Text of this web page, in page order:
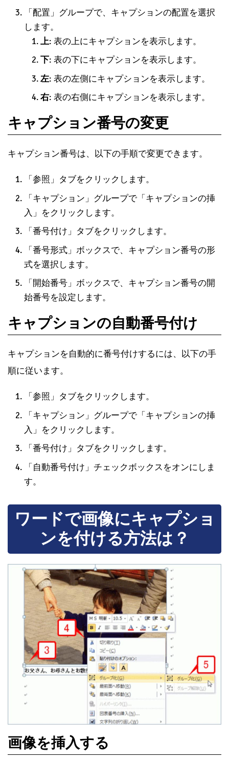
「配置」グループで、キャプションの配置を選択
します。
上: 表の上にキャプションを表示します。
下: 表の下にキャプションを表示します。
左: 表の左側にキャプションを表示します。
右: 表の右側にキャプションを表示します。
キャプション番号の変更
キャプション番号は、以下の手順で変更できます。
「参照」タブをクリックします。
「キャプション」グループで「キャプションの挿
入」をクリックします。
「番号付け」タブをクリックします。
「番号形式」ボックスで、キャプション番号の形
式を選択します。
「開始番号」ボックスで、キャプション番号の開
始番号を設定します。
キャプションの自動番号付け
キャプションを自動的に番号付けするには、以下の手
順に従います。
「参照」タブをクリックします。
「キャプション」グループで「キャプションの挿
入」をクリックします。
「番号付け」タブをクリックします。
「自動番号付け」チェックボックスをオンにしま
す。
ワードで画像にキャプショ
ンを付ける方法は？
画像を挿入する